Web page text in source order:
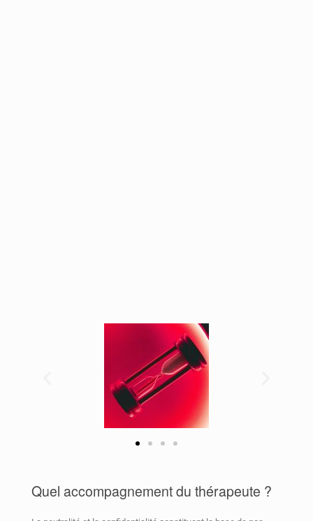
Quel accompagnement du thérapeute ?